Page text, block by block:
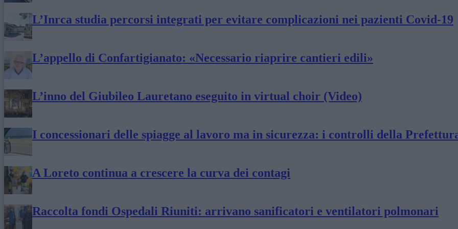
L’Inrca studia percorsi integrati per evitare complicazioni nei pazienti Covid-19
L’appello di Confartigianato: «Necessario riaprire cantieri edili»
L’inno del Giubileo Lauretano eseguito in virtual choir (Video)
I concessionari delle spiagge al lavoro ma in sicurezza: i controlli della
A Loreto continua a crescere la curva dei contagi
Raccolta fondi Ospedali Riuniti: arrivano sanificatori e ventilatori polmonari